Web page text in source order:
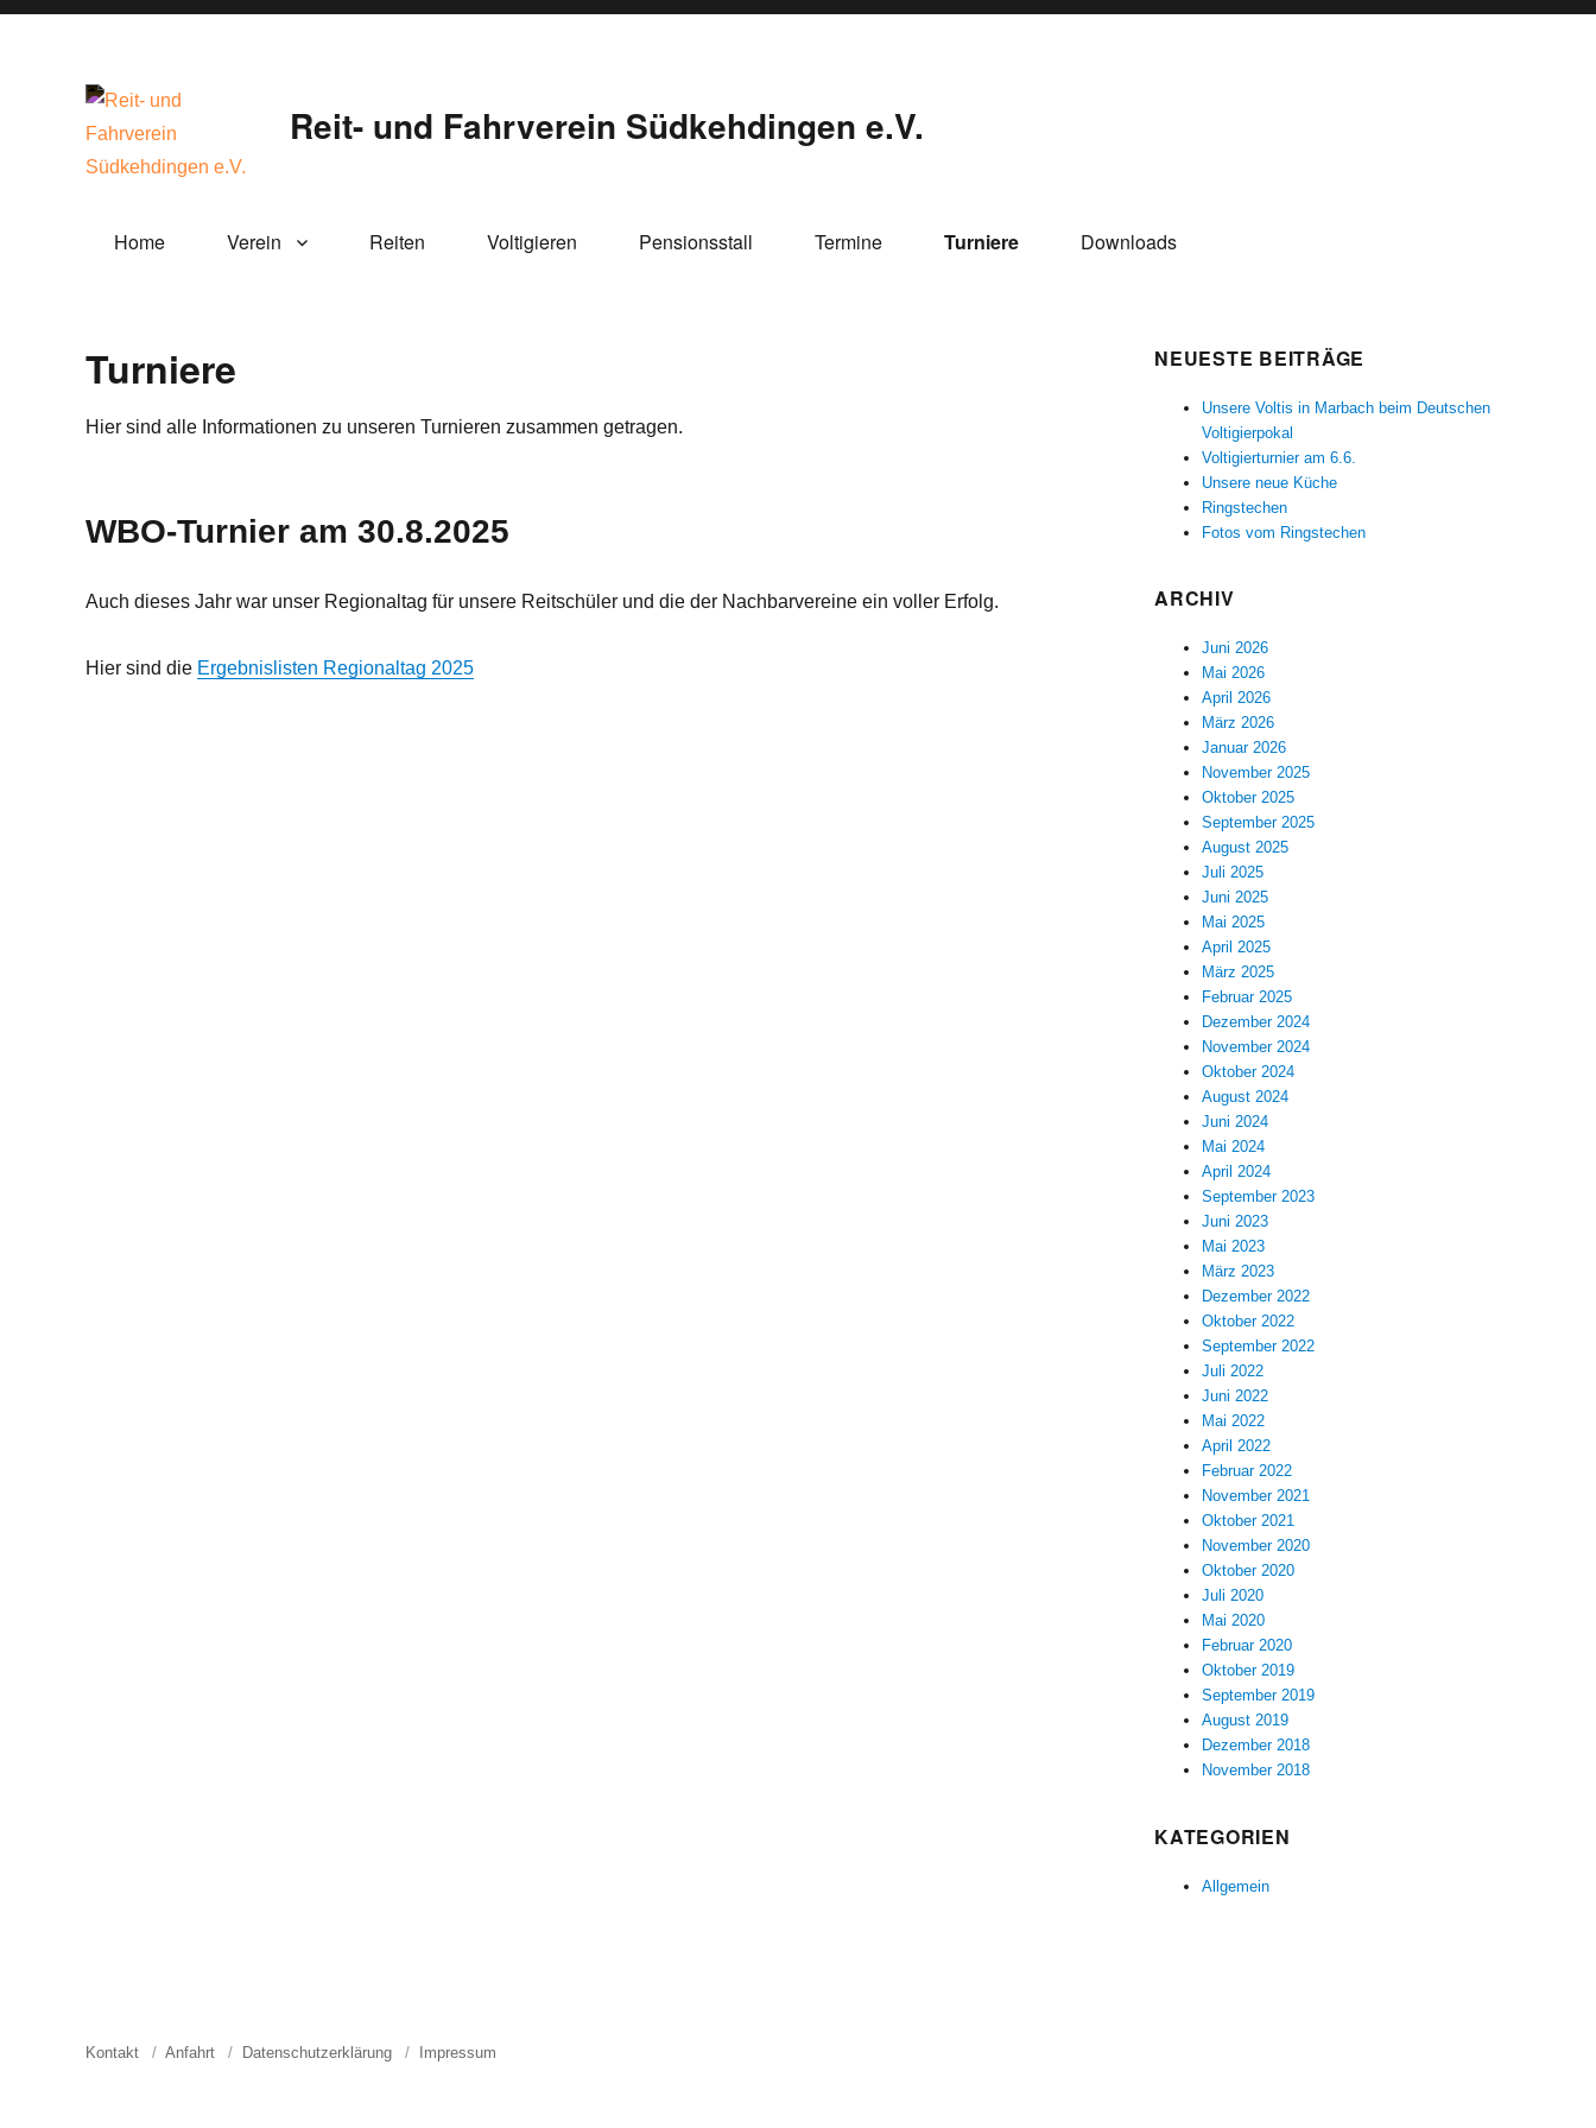
Reit- und Fahrverein Südkehdingen e.V.
Home Verein Reiten Voltigieren Pensionsstall Termine Turniere Downloads
Turniere
Hier sind alle Informationen zu unseren Turnieren zusammen getragen.
WBO-Turnier am 30.8.2025
Auch dieses Jahr war unser Regionaltag für unsere Reitschüler und die der Nachbarvereine ein voller Erfolg.
Hier sind die Ergebnislisten Regionaltag 2025
NEUESTE BEITRÄGE
Unsere Voltis in Marbach beim Deutschen
Voltigierpokal
Voltigierturnier am 6.6.
Unsere neue Küche
Ringstechen
Fotos vom Ringstechen
ARCHIV
Juni 2026
Mai 2026
April 2026
März 2026
Januar 2026
November 2025
Oktober 2025
September 2025
August 2025
Juli 2025
Juni 2025
Mai 2025
April 2025
März 2025
Februar 2025
Dezember 2024
November 2024
Oktober 2024
August 2024
Juni 2024
Mai 2024
April 2024
September 2023
Juni 2023
Mai 2023
März 2023
Dezember 2022
Oktober 2022
September 2022
Juli 2022
Juni 2022
Mai 2022
April 2022
Februar 2022
November 2021
Oktober 2021
November 2020
Oktober 2020
Juli 2020
Mai 2020
Februar 2020
Oktober 2019
September 2019
August 2019
Dezember 2018
November 2018
KATEGORIEN
Allgemein
Kontakt Anfahrt Datenschutzerklärung Impressum